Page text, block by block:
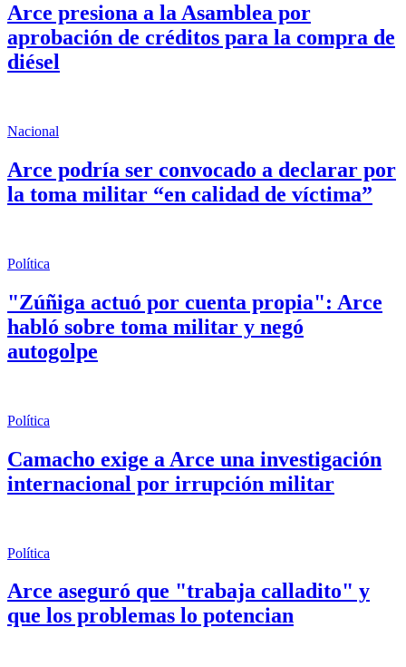
Arce presiona a la Asamblea por
aprobación de créditos para la compra de
diésel
Nacional
Arce podría ser convocado a declarar por
la toma militar “en calidad de víctima”
Política
"Zúñiga actuó por cuenta propia": Arce
habló sobre toma militar y negó
autogolpe
Política
Camacho exige a Arce una investigación
internacional por irrupción militar
Política
Arce aseguró que "trabaja calladito" y
que los problemas lo potencian